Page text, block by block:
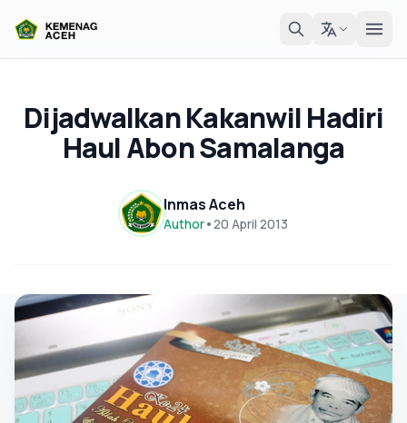
Dijadwalkan Kakanwil Hadiri
Haul Abon Samalanga
Inmas Aceh
Author•20 April 2013